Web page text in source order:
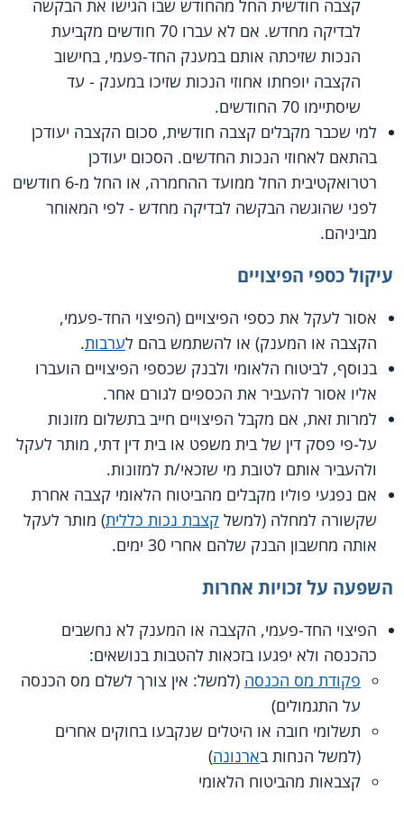
קצבה חודשית החל מהחודש שבו הגישו את הבקשה
לבדיקה מחדש. אם לא עברו 70 חודשים מקביעת
הנכות שזיכתה אותם במענק החד-פעמי, בחישוב
הקצבה יופחתו אחוזי הנכות שזיכו במענק - עד
שיסתיימו 70 החודשים.
למי שכבר מקבלים קצבה חודשית, סכום הקצבה יעודכן
בהתאם לאחוזי הנכות החדשים. הסכום יעודכן
רטרואקטיבית החל ממועד ההחמרה, או החל מ-6 חודשים
לפני שהוגשה הבקשה לבדיקה מחדש - לפי המאוחר
מביניהם.
עיקול כספי הפיצויים
אסור לעקל את כספי הפיצויים (הפיצוי החד-פעמי,
הקצבה או המענק) או להשתמש בהם לערבות.
בנוסף, לביטוח הלאומי ולבנק שכספי הפיצויים הועברו
אליו אסור להעביר את הכספים לגורם אחר.
למרות זאת, אם מקבל הפיצויים חייב בתשלום מזונות
על-פי פסק דין של בית משפט או בית דין דתי, מותר לעקל
ולהעביר אותם לטובת מי שזכאי/ת למזונות.
אם נפגעי פוליו מקבלים מהביטוח הלאומי קצבה אחרת
שקשורה למחלה (למשל קצבת נכות כללית) מותר לעקל
אותה מחשבון הבנק שלהם אחרי 30 ימים.
השפעה על זכויות אחרות
הפיצוי החד-פעמי, הקצבה או המענק לא נחשבים
כהכנסה ולא יפגעו בזכאות להטבות בנושאים:
פקודת מס הכנסה (למשל: אין צורך לשלם מס הכנסה
על התגמולים)
תשלומי חובה או היטלים שנקבעו בחוקים אחרים
(למשל הנחות בארנונה)
קצבאות מהביטוח הלאומי